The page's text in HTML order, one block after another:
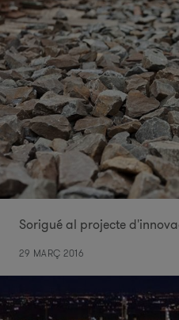
Sorigué al projecte
29 MARÇ 2016